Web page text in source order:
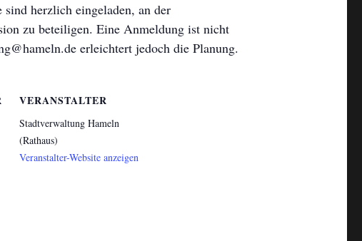
herzlich eingeladen, an der
zu beteiligen. Eine Anmeldung ist nicht
erleichtert jedoch die Planung.
VERANSTALTER
Stadtverwaltung Hameln
(Rathaus)
Veranstalter-Website anzeigen